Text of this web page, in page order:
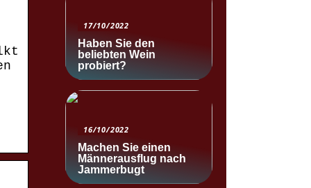
17/10/2022
Haben Sie den
beliebten Wein
probiert?
16/10/2022
Machen Sie einen
Männerausflug nach
Jammerbugt